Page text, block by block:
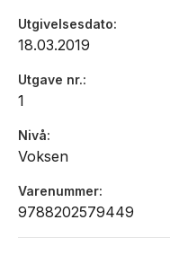
Utgivelsesdato
18.03.2019
Utgave nr.
1
Nivå
Voksen
Varenummer
9788202579449